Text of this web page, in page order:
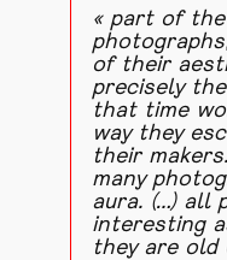
« part of
of their
precisely
that time
way they
their
many
aura. (…) all
interesting
they are old